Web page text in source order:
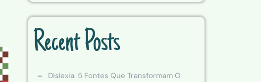
Recent Posts
Dislexia: 5 Fontes Que Transformam O